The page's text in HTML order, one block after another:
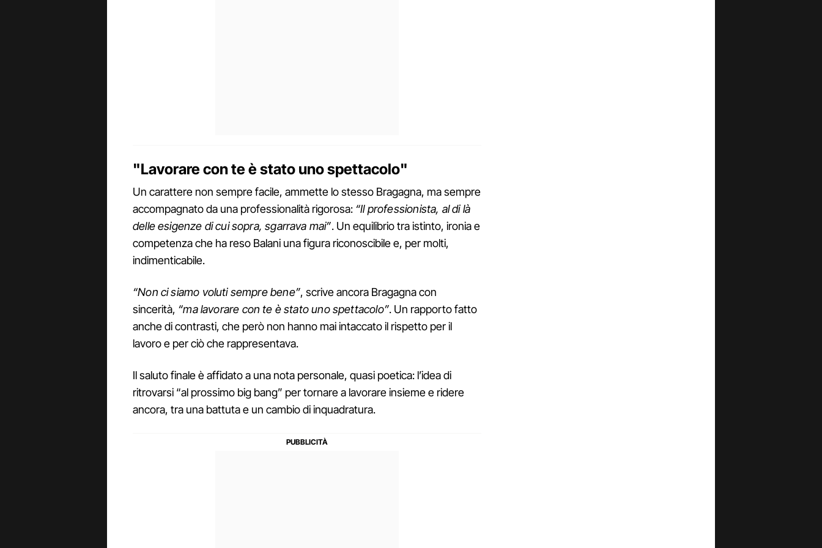
"Lavorare con te è stato uno spettacolo"
Un carattere non sempre facile, ammette lo stesso Bragagna, ma sempre
accompagnato da una professionalità rigorosa: “Il professionista, al di là
delle esigenze di cui sopra, sgarrava mai”. Un equilibrio tra istinto, ironia e
competenza che ha reso Balani una figura riconoscibile e, per molti,
indimenticabile.
“Non ci siamo voluti sempre bene”, scrive ancora Bragagna con
sincerità, “ma lavorare con te è stato uno spettacolo”. Un rapporto fatto
anche di contrasti, che però non hanno mai intaccato il rispetto per il
lavoro e per ciò che rappresentava.
Il saluto finale è affidato a una nota personale, quasi poetica: l’idea di
ritrovarsi “al prossimo big bang” per tornare a lavorare insieme e ridere
ancora, tra una battuta e un cambio di inquadratura.